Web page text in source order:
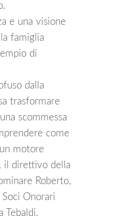
e una visione
famiglia
di
dalla
trasformare
scommessa
come
motore
il direttivo della
Roberto,
Soci Onorari
Tebaldi.